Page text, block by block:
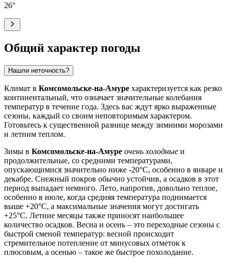
26°
Общий характер погоды
Нашли неточность?
Климат в Комсомольске-на-Амуре характеризуется как резко
континентальный, что означает значительные колебания
температур в течение года. Здесь вас ждут ярко выраженные
сезоны, каждый со своим неповторимым характером.
Готовьтесь к существенной разнице между зимними морозами
и летним теплом.
Зимы в Комсомольске-на-Амуре очень холодные и
продолжительные, со средними температурами,
опускающимися значительно ниже -20°C, особенно в январе и
декабре. Снежный покров обычно устойчив, а осадков в этот
период выпадает немного. Лето, напротив, довольно теплое,
особенно в июле, когда средняя температура поднимается
выше +20°C, а максимальные значения могут достигать
+25°C. Летние месяцы также приносят наибольшее
количество осадков. Весна и осень – это переходные сезоны с
быстрой сменой температур: весной происходит
стремительное потепление от минусовых отметок к
плюсовым, а осенью – такое же быстрое похолодание.